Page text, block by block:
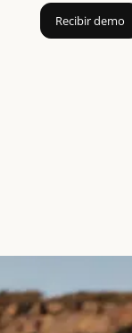
Recibir demo